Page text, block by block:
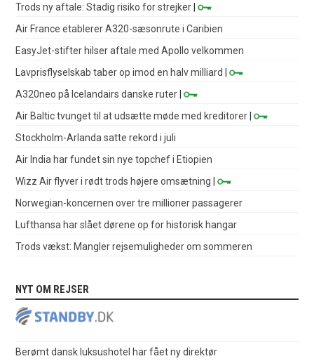
Trods ny aftale: Stadig risiko for strejker |
Air France etablerer A320-sæsonrute i Caribien
EasyJet-stifter hilser aftale med Apollo velkommen
Lavprisflyselskab taber op imod en halv milliard
|
A320neo på Icelandairs danske ruter |
Air Baltic tvunget til at udsætte møde med kreditorer |
Stockholm-Arlanda satte rekord i juli
Air India har fundet sin nye topchef i Etiopien
Wizz Air flyver i rødt trods højere omsætning |
Norwegian-koncernen over tre millioner passagerer
Lufthansa har slået dørene op for historisk hangar
Trods vækst: Mangler rejsemuligheder om sommeren
NYT OM REJSER
Berømt dansk luksushotel har fået ny direktør